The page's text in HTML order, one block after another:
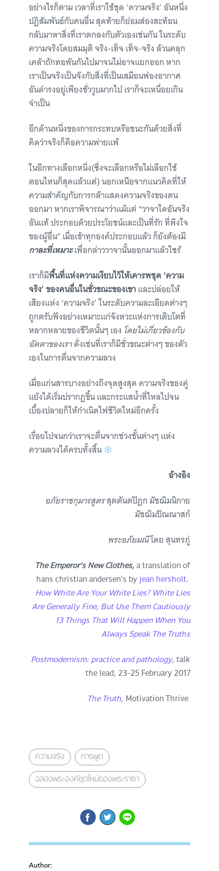
อย่างไรก็ตาม เวลาที่เราใช้ชุด ‘ความจริง’ อันหนึ่ง
ปฏิสัมพันธ์กับคนอื่น สุดท้ายก็ย่อมส่องสะท้อน
กลับมาหาสิ่งที่เราตกลงกับตัวเองเช่นกัน ในระดับ
ความจริงโดยสมมุติ จริง-เท็จ เท็จ-จริง ล้วนคลุก
เคล้าถักทอพันกันไปมาจนไม่อาจแยกออก หาก
เราเป็นจริงเป็นจังกับสิ่งที่เป็นเสมือนฟองอากาศ
อันดำรงอยู่เพียงชั่ววูบมากไป เราก็จะเหนื่อยเกิน
จำเป็น
อีกด้านหนึ่งของการกระทบหรือชนะกันด้วยสิ่งที่
คิดว่าจริงก็คือความพ่ายแพ้
ในอีกทางเลือกหนึ่ง(ซึ่งจะเลือกหรือไม่เลือกใช้
ตอนไหนก็สุดแล้วแต่) นอกเหนือจากแนวคิดที่ให้
ความสำคัญกับการกล้าแสดงความจริงของตน
ออกมา หากเราพิจารณาว่าแม้แต่ “วาจาใดอันจริง
อันแท้ ประกอบด้วยประโยชน์และเป็นที่รัก ที่พึงใจ
ของผู้อื่น” เมื่อเข้าทุกองค์ประกอบแล้ว ก็ยังต้องมี
กาละที่เหมาะเพื่อกล่าววาจานั้นออกมาแล้วไซร้
เราก็มีพื้นที่แห่งความเงียบไว้ให้เคารพชุด ‘ความ
จริง’ ของคนอื่นในชั่วขณะของเขาและปล่อยให้
เสียงแห่ง ‘ความจริง’ ในระดับความละเอียดต่างๆ
ถูกตรับฟังอย่างเหมาะแก่จังหวะแห่งการเติบโตที่
หลากหลายของชีวิตนั้นๆ เอง โดยไม่เกี่ยวข้องกับ
อัตตาของเราดั่งเช่นที่เราก็มีชั่วขณะต่างๆ ของตัว
เองในการตื่นจากความลวง
เมื่อแก่นสารบางอย่างถึงจุดสูงสุด ความจริงของคู่
แย้งได้เริ่มปรากฏขึ้น และกระแสน้ำที่ไหลไปจน
เบื้องปลายก็ให้กำเนิดไฟชีวิตใหม่อีกครั้ง
เรื่อยไปจนกว่าเราจะตื่นจากช่วงชั้นต่างๆ แห่ง
ความลวงได้ครบทั้งสิ้น
อ้างอิง
อภัยราชกุมารสูตรสุตตันตปิฎก มัชฌิมนิกาย
มัชฌิมปัณณาสก์
พระอภัยมณีโดย สุนทรภู่
The Emperor’s New Clothes,a translation of
hans christian andersen’s byjean hersholt.
How White Are Your White Lies? White Lies
Are Generally Fine, But Use Them Cautiously
13 Things That Will Happen When You
Always Speak The Truths
Postmodernism: practice and pathology, talk
the lead, 23-25 February 2017
The Truth, Motivation Thrive
ความจริง การพูด
ฉลองพระองค์ชุดใหม่ของพระราชา
Author: